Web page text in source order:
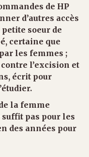
de HP
d’autres accès
petite soeur de
certaine que
les femmes ;
l’excision et
écrit pour
la femme
pas pour les
des années pour